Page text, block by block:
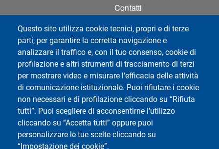
Questo sito utilizza cookie tecnici, propri e di terze
parti, per garantire la corretta navigazione e
analizzare il traffico e, con il tuo consenso, cookie di
profilazione e altri strumenti di tracciamento di terzi
per mostrare video e misurare l'efficacia delle attività
di comunicazione istituzionale. Puoi rifiutare i cookie
non necessari e di profilazione cliccando su “Rifiuta
tutti”. Puoi scegliere di acconsentirne l’utilizzo
cliccando su “Accetta tutti” oppure puoi
personalizzare le tue scelte cliccando su
“Impostazione dei cookie”.
Contatti
UNIPV-WIFI
Social del corso di laurea